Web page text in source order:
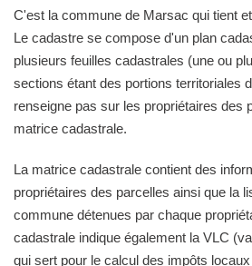
C'est la commune de Marsac qui tient
Le cadastre se compose d'un plan
plusieurs feuilles cadastrales (une ou
sections étant des portions territoriales
renseigne pas sur les propriétaires des
matrice cadastrale.
La matrice cadastrale contient des
propriétaires des parcelles ainsi que la
commune détenues par chaque
cadastrale indique également la VLC
qui sert pour le calcul des impôts